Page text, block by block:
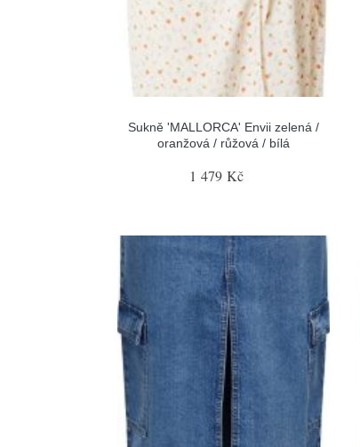
Sukně 'MALLORCA' Envii zelená /
oranžová / růžová / bílá
1 479 Kč